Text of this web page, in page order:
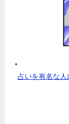
占いを有名な